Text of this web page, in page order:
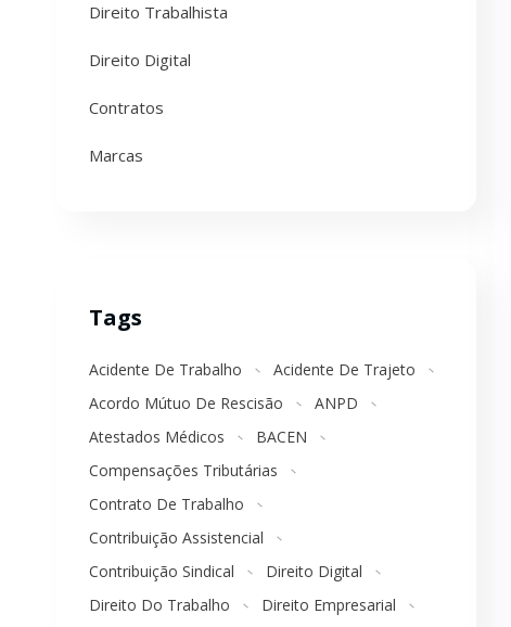
Direito Trabalhista
Direito Digital
Contratos
Marcas
Tags
Acidente De Trabalho
Acidente De Trajeto
Acordo Mútuo De Rescisão
ANPD
Atestados Médicos
BACEN
Compensações Tributárias
Contrato De Trabalho
Contribuição Assistencial
Contribuição Sindical
Direito Digital
Direito Do Trabalho
Direito Empresarial